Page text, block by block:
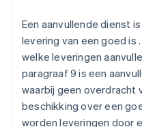
Een aanvullende dienst
levering van een goed is
welke leveringen
paragraaf 9 is een
waarbij geen
beschikking over een
worden leveringen door